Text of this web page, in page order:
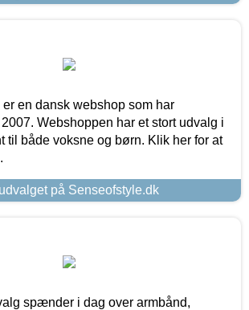
en dansk webshop som har
Webshoppen har et stort udvalg i
til både voksne og børn. Klik her for at
på Senseofstyle.dk
spænder i dag over armbånd,